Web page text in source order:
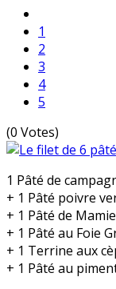
1
2
3
4
5
(0 Votes)
1 Pâté de
+ 1 Pâté poivre
+ 1 Pâté de
+ 1 Pâté au Foie
+ 1 Terrine aux
+ 1 Pâté au